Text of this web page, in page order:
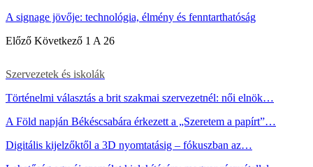
A signage jövője: technológia, élmény és fenntarthatóság
Előző Következő 1 A 26
Szervezetek és iskolák
Történelmi választás a brit szakmai szervezetnél: női elnök…
A Föld napján Békéscsabára érkezett a „Szeretem a papírt”…
Digitális kijelzőktől a 3D nyomtatásig – fókuszban az…